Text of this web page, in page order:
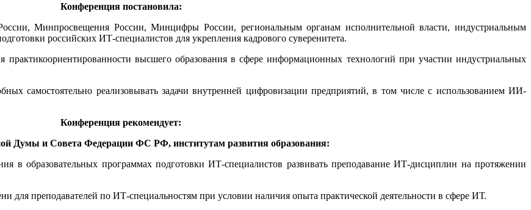
Конференция постановила:
Минпросвещения России, Минцифры России, региональным органам исполнительной власти, индустриальным
российских ИТ-специалистов для укрепления кадрового суверенитета.
высшего образования в сфере информационных технологий при участии индустриальных
самостоятельно реализовывать задачи внутренней цифровизации предприятий, в том числе с использованием ИИ-
Конференция рекомендует:
Думы и Совета Федерации ФС РФ, институтам развития образования:
в образовательных программах подготовки ИТ-специалистов развивать преподавание ИТ-дисциплин на протяжении
для преподавателей по ИТ-специальностям при условии наличия опыта практической деятельности в сфере ИТ.